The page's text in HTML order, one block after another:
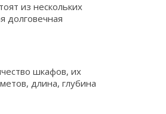
из нескольких
долговечная
шкафов, их
длина, глубина